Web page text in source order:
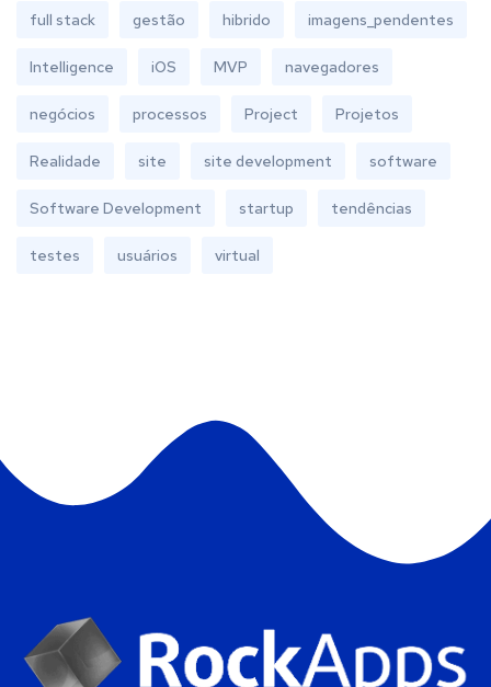
full stack gestão hibrido imagens_pendentes
Intelligence iOS MVP navegadores
negócios processos Project Projetos
Realidade site site development software
Software Development startup tendências
testes usuários virtual